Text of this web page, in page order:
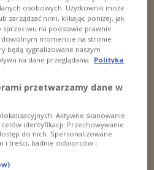
osobowych. Użytkownik może
zarządzać nimi, klikając poniżej, jak
na podstawie prawnie
momencie na stronie
będą sygnalizowane naszym
na dane przeglądania.
Polityka
przetwarzamy dane w
Aktywne skanowanie
identyfikacji. Przechowywanie
do nich. Spersonalizowane
i treści, badnie odbiorców i